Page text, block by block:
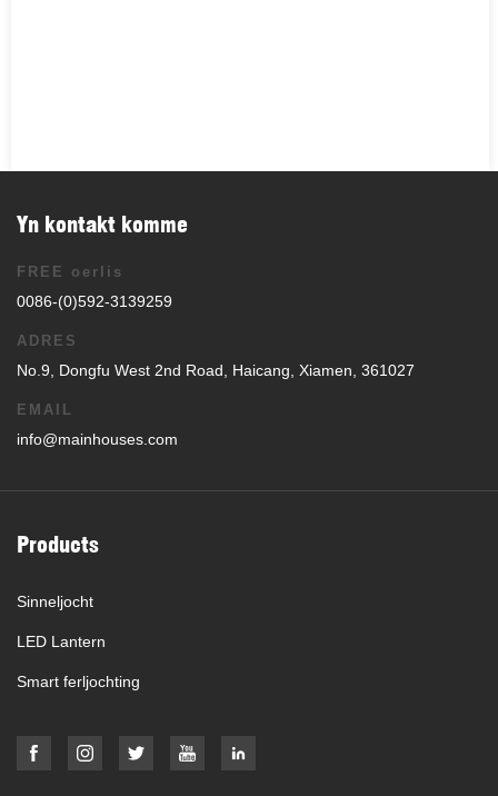
Yn kontakt komme
FREE oerlis
0086-(0)592-3139259
ADRES
No.9, Dongfu West 2nd Road, Haicang, Xiamen, 361027
EMAIL
info@mainhouses.com
Products
Sinneljocht
LED Lantern
Smart ferljochting